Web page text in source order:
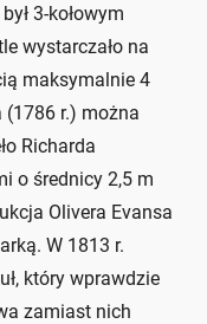
3-kołowym
wystarczało na
maksymalnie 4
r.) można
Richarda
o średnicy 2,5 m
Olivera Evansa
W 1813 r.
który wprawdzie
zamiast nich